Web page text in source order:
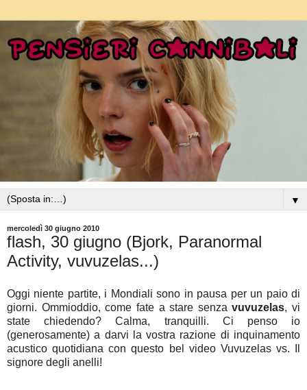
▼
mercoledì 30 giugno 2010
flash, 30 giugno (Bjork, Paranormal
Activity, vuvuzelas...)
Oggi niente partite, i Mondiali sono in pausa per un paio di
giorni. Ommioddio, come fate a stare senzavuvuzelas, vi
state chiedendo? Calma, tranquilli. Ci penso io
(generosamente) a darvi la vostra razione di inquinamento
acustico quotidiana con questo bel video Vuvuzelas vs. Il
signore degli anelli!